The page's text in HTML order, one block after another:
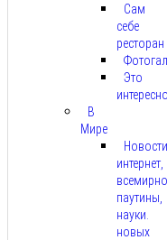
Сам
себе
ресторан
Это
интересно
В
Мире
Новости
интернет,
паутины,
науки.
новых